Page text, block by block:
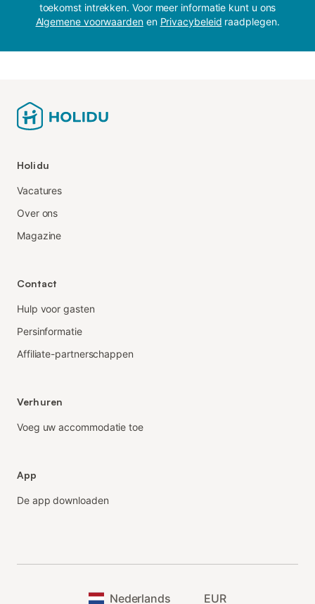
toekomst intrekken. Voor meer informatie kunt u ons
Algemene voorwaardenen Privacybeleid raadplegen.
Holidu
Vacatures
Over ons
Magazine
Contact
Hulp voor gasten
Persinformatie
Affiliate-partnerschappen
Verhuren
Voeg uw accommodatie toe
App
De app downloaden
Nederlands EUR